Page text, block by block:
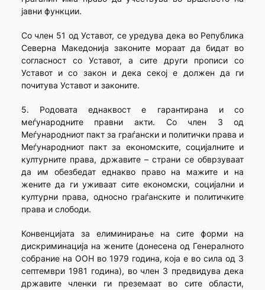
јавни функции.
Со член 51 од Уставот, се уредува дека во Република
Северна Македонија законите мораат да бидат во
согласност со Уставот, а сите други прописи со
Уставот и со закон и дека секој е должен да ги
почитува Уставот и законите.
5. Родовата еднаквост е гарантирана и со
меѓународните правни акти. Со член 3 од
Меѓународниот пакт за граѓански и политички права и
Меѓународниот пакт за економските, социјалните и
културните права, државите – страни се обврзуваат
да им обезбедат еднакво право на мажите и на
жените да ги уживаат сите економски, социјални и
културни права, односно граѓанските и политичките
права и слободи.
Конвенцијата за елиминирање на сите форми на
дискриминација на жените (донесена од Генералното
собрание на ООН во 1979 година, која е во сила од 3
септември 1981 година), во член 3 предвидува дека
државите членки ги преземаат во сите области,